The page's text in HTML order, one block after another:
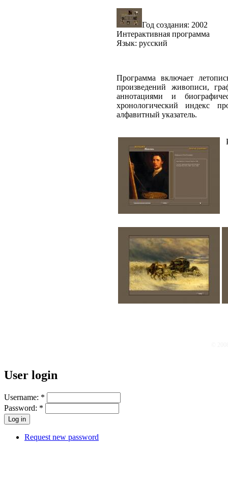
Год создания: 2002
Интерактивная программа
Язык: русский
Программа включает
произведений живописи,
аннотациями и
хронологический индекс
алфавитный указатель.
User login
Username: *
Password: *
Request new password